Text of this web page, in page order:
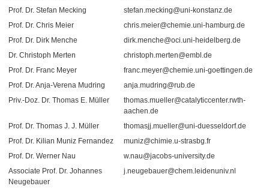
Prof. Dr. Stefan Mecking
stefan.mecking@uni-konstanz.de
Prof. Dr. Chris Meier
chris.meier@chemie.uni-hamburg.de
Prof. Dr. Dirk Menche
dirk.menche@oci.uni-heidelberg.de
Dr. Christoph Merten
christoph.merten@embl.de
Prof. Dr. Franc Meyer
franc.meyer@chemie.uni-goettingen.de
Prof. Dr. Anja-Verena Mudring
anja.mudring@rub.de
Priv.-Doz. Dr. Thomas E. Müller
thomas.mueller@catalyticcenter.rwth-
aachen.de
Prof. Dr. Thomas J. J. Müller
thomasjj.mueller@uni-duesseldorf.de
Prof. Dr. Kilian Muniz Fernandez
muniz@chimie.u-strasbg.fr
Prof. Dr. Werner Nau
w.nau@jacobs-university.de
Associate Prof. Dr. Johannes
Neugebauer
j.neugebauer@chem.leidenuniv.nl